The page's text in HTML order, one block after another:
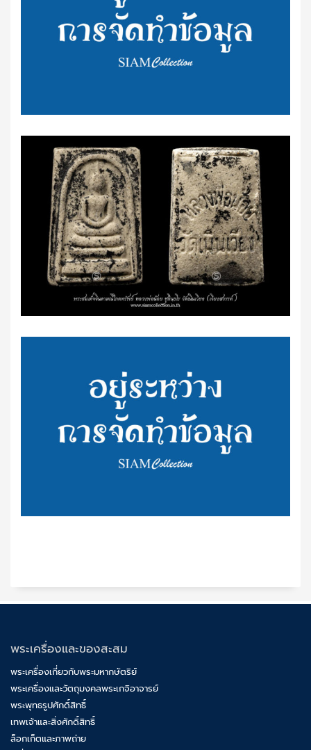
พระเครื่องและของสะสม
พระเครื่องเกี่ยวกับพระมหากษัตริย์
พระเครื่องและวัตถุมงคลพระเกจิอาจารย์
พระพุทธรูปศักดิ์สิทธิ์
เทพเจ้าและสิ่งศักดิ์สิทธิ์
ล็อกเก็ตและภาพถ่าย